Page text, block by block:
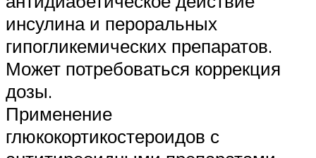
инсулина и пероральных
гипогликемических препаратов.
Может потребоваться коррекция
дозы.
Применение
глюкокортикостероидов с